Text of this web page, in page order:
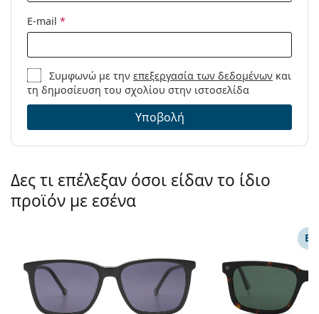
E-mail *
Συμφωνώ με τηνεπεξεργασία των δεδομένων και
τη δημοσίευση του σχολίου στην ιστοσελίδα
Υποβολή
Δες τι επέλεξαν όσοι είδαν το ίδιο
προϊόν με εσένα